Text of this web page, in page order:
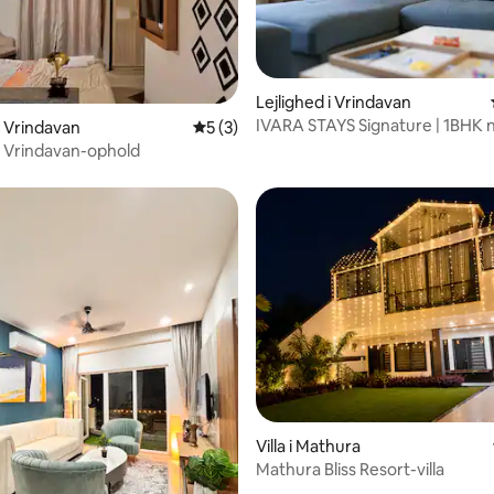
bedømmelse, 42 omtaler
Vrindavan 5 ud af 5 i gennemsnitlig bedømmelse,
5 (3)
ophold
Lejlighed i Vrindavan
IVARA STAYS Signature | 1BHK
Villa i Mathura
Mathura Bliss Resort-villa